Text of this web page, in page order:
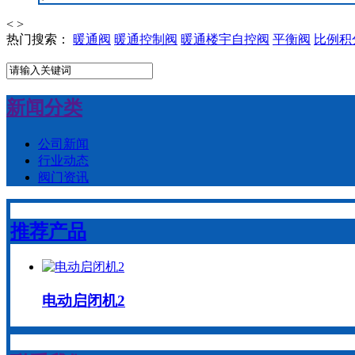
< >
热门搜索： 暖通阀 暖通控制阀 暖通楼宇自控阀 平衡阀 比例积
新闻分类
公司新闻
行业动态
阀门资讯
推荐产品
电动启闭机2